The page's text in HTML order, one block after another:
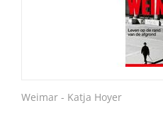
Weimar - Katja Hoyer